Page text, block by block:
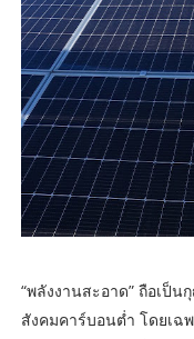
“พลังงานสะอาด” ถือเป็
สังคมคาร์บอนต่ำ โดยเฉ